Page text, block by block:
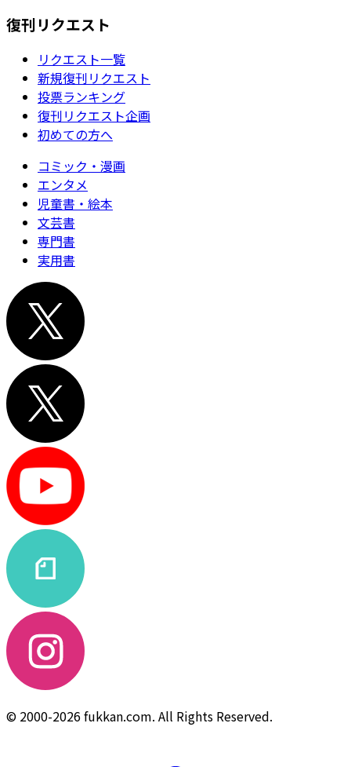
復刊リクエスト
リクエスト一覧
新規復刊リクエスト
投票ランキング
復刊リクエスト企画
初めての方へ
コミック・漫画
エンタメ
児童書・絵本
文芸書
専門書
実用書
© 2000-2026 fukkan.com. All Rights Reserved.